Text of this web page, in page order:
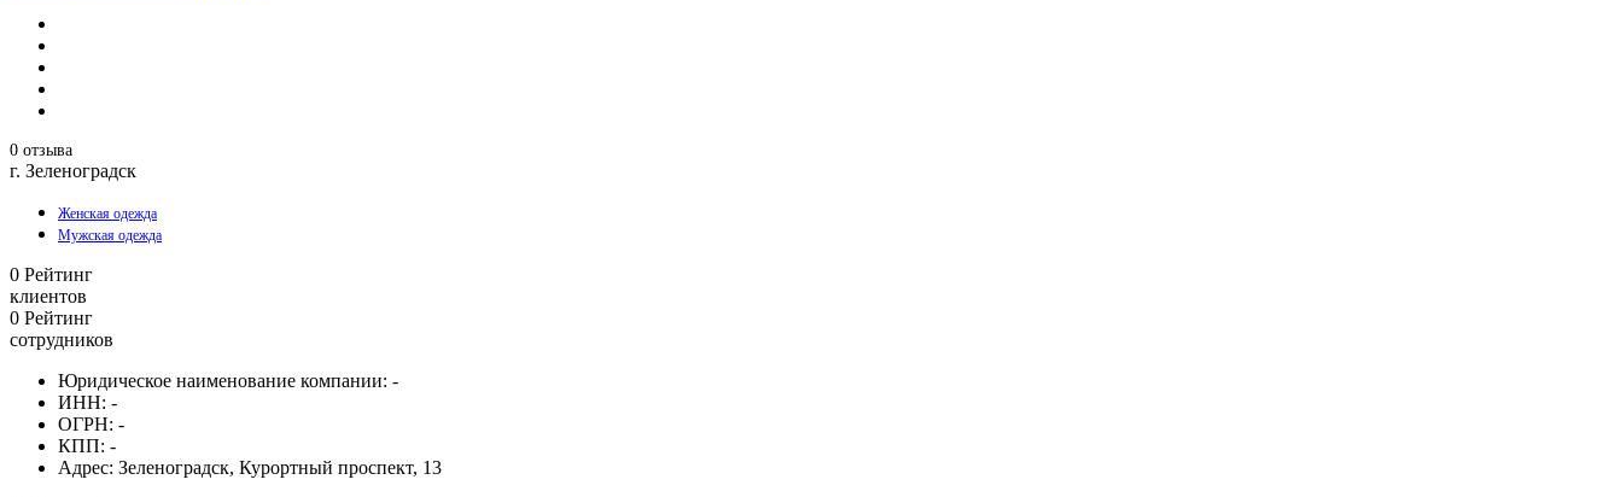
0 отзыва
г. Зеленоградск
Женская одежда
Мужская одежда
0 Рейтинг
клиентов
0 Рейтинг
сотрудников
Юридическое наименование компании: -
ИНН: -
ОГРН: -
КПП: -
Адрес: Зеленоградск, Курортный проспект, 13